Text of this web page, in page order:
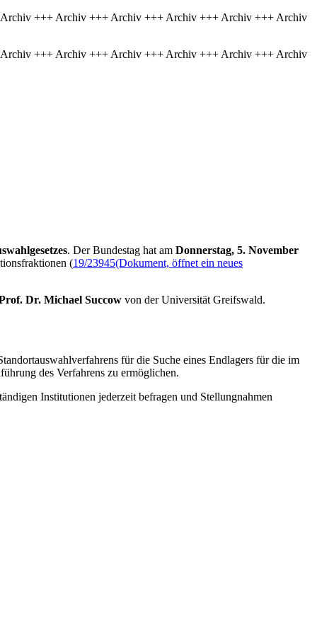
+++ Archiv +++ Archiv +++ Archiv +++ Archiv +++ Archiv
+++ Archiv +++ Archiv +++ Archiv +++ Archiv +++ Archiv
. Der Bundestag hat am Donnerstag, 5. November
(19/23945(Dokument, öffnet ein neues
Dr. Michael Succow von der Universität Greifswald.
für die Suche eines Endlagers für die im
des Verfahrens zu ermöglichen.
Institutionen jederzeit befragen und Stellungnahmen